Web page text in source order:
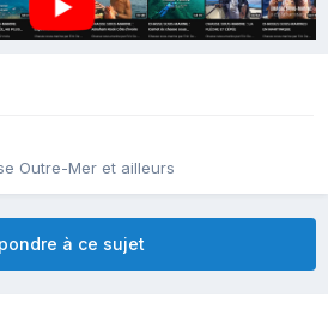
Outre-Mer et ailleurs
à ce sujet